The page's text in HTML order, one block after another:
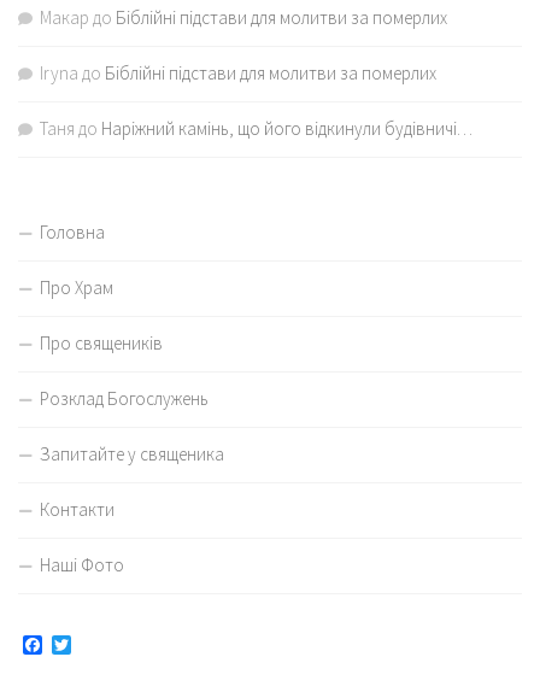
Макар до Біблійні підстави для молитви за померлих
Iryna до Біблійні підстави для молитви за померлих
Таня до Наріжний камінь, що його відкинули будівничі…
Головна
Про Храм
Про священиків
Розклад Богослужень
Запитайте у священика
Контакти
Наші Фото
Facebook